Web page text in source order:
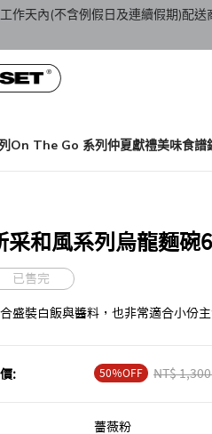
作天內(不含例假日及連續假期)配送
On The Go 系列仲夏獻禮美味食譜
采和風系列烏龍麵碗
已售完
盛裝白飯與醬料，也非常適合小份
: 50％OFF Price
NT$
薔薇粉